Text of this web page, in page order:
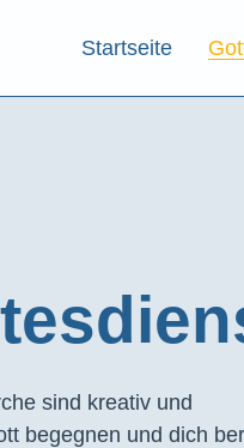
Startseite
sind kreativ und
begegnen und dich